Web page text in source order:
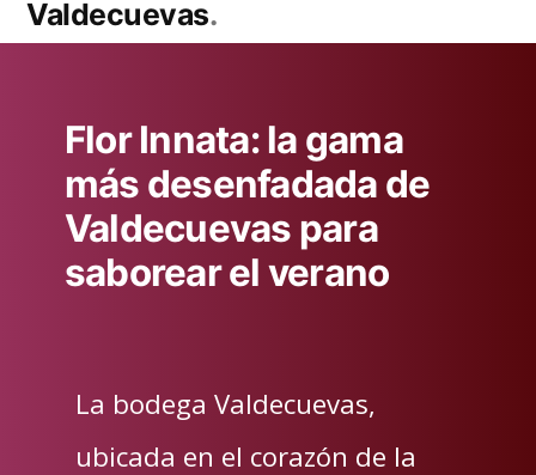
Valdecuevas
Flor Innata: la gama
más desenfadada de
Valdecuevas para
saborear el verano
La bodega Valdecuevas,
ubicada en el corazón de la